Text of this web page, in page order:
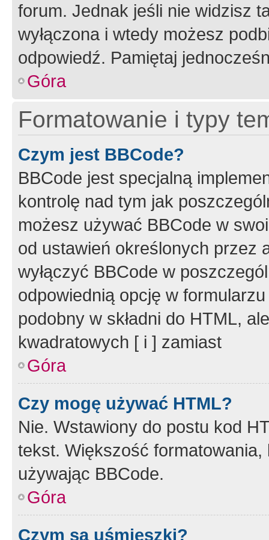
forum. Jednak jeśli nie widzisz
wyłączona i wtedy możesz
odpowiedź. Pamiętaj
Góra
Formatowanie i typy
Czym jest BBCode?
BBCode jest specjalną
kontrolę nad tym jak
możesz używać BBCode w
od ustawień określonych przez
wyłączyć BBCode w
odpowiednią opcję w
podobny w składni do HTML,
kwadratowych [ i ] zamiast
Góra
Czy mogę używać HTML?
Nie. Wstawiony do postu kod
tekst. Większość
używając BBCode.
Góra
Czym są uśmieszki?